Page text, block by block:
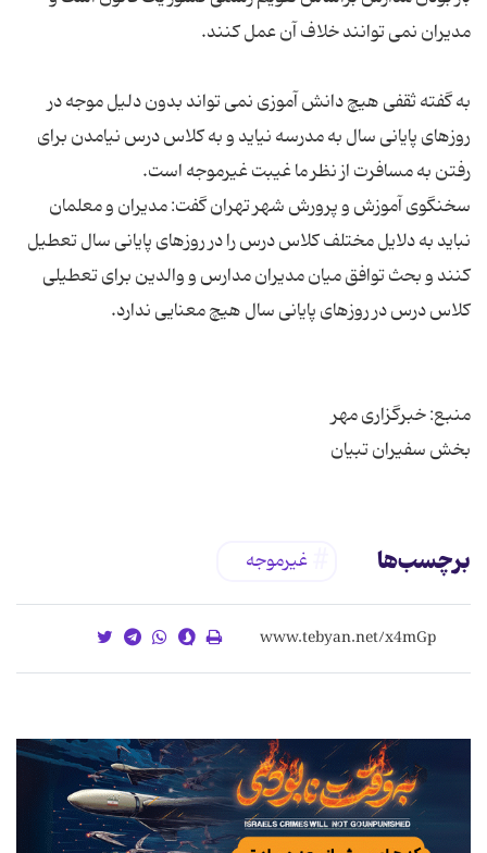
به گفته ثقفی هیچ دانش آموزی نمی تواند بدون دلیل موجه در
روزهای پایانی سال به مدرسه نیاید و به کلاس درس نیامدن برای
سخنگوی آموزش و پرورش شهر تهران گفت: مدیران و معلمان
نباید به دلایل مختلف کلاس درس را در روزهای پایانی سال تعطیل
کنند و بحث توافق میان مدیران مدارس و والدین برای تعطیلی
بخش سفیران تبیان
برچسب‌ها غیرموجه